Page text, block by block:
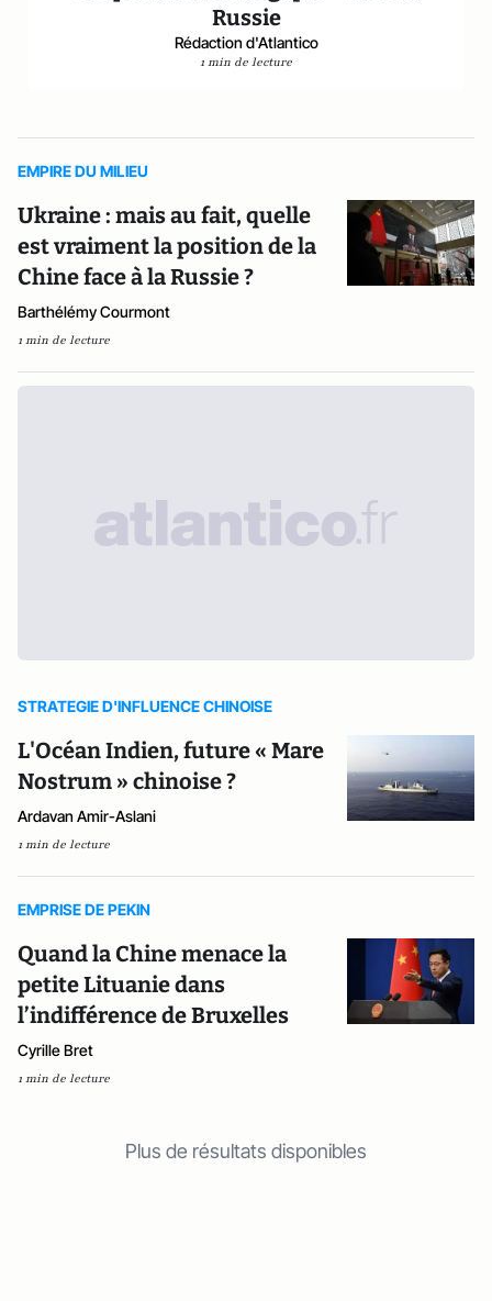
Russie
Rédaction d'Atlantico
1 min de lecture
EMPIRE DU MILIEU
Ukraine : mais au fait, quelle
est vraiment la position de la
Chine face à la Russie ?
Barthélémy Courmont
1 min de lecture
STRATEGIE D'INFLUENCE CHINOISE
L'Océan Indien, future « Mare
Nostrum » chinoise ?
Ardavan Amir-Aslani
1 min de lecture
EMPRISE DE PEKIN
Quand la Chine menace la
petite Lituanie dans
l’indifférence de Bruxelles
Cyrille Bret
1 min de lecture
Plus de résultats disponibles